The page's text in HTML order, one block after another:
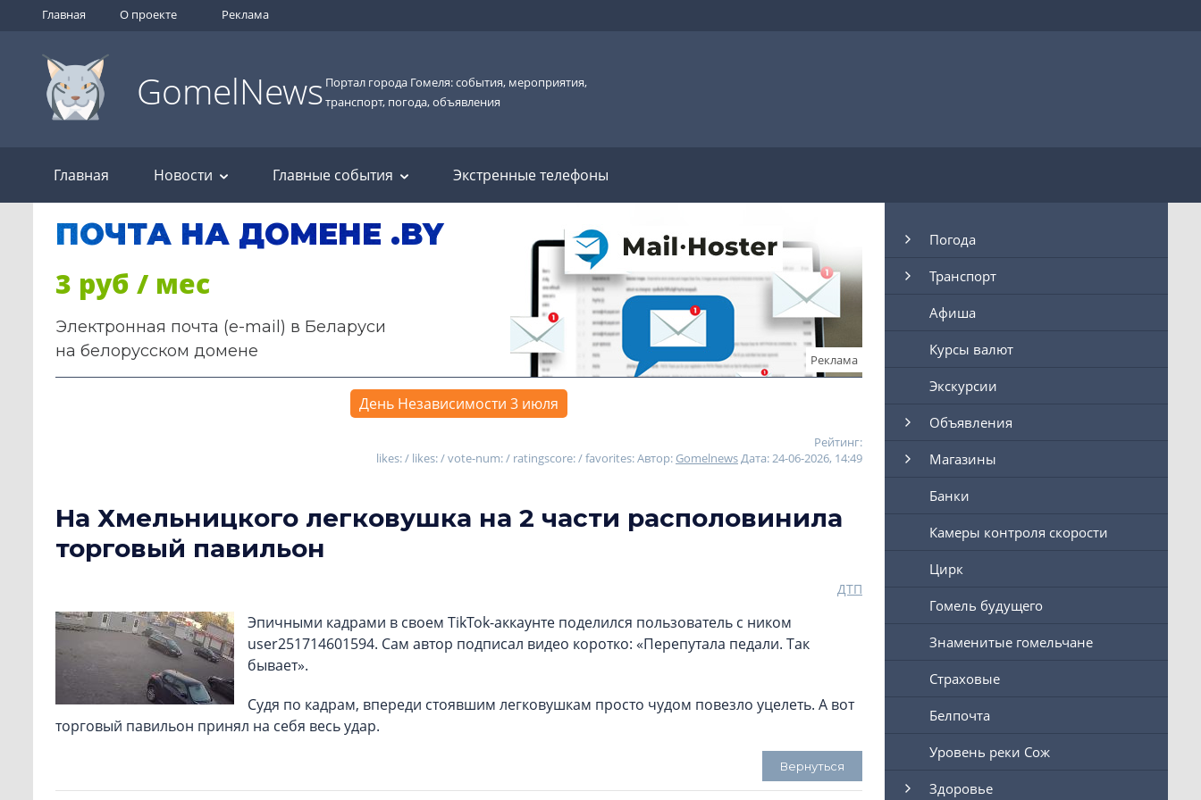
Главная О проекте Реклама
GomelNews Портал города Гомеля: события, мероприятия,
транспорт, погода, объявления
Главная Новости Главные события Экстренные телефоны
ПОЧТА НА ДОМЕНЕ .BY
3 руб / мес
Электронная почта (e-mail) в Беларуси
на белорусском домене
Реклама
День Независимости 3 июля
Рейтинг:
likes: / likes: / vote-num: / ratingscore: / favorites:Автор: GomelnewsДата: 24-06-2026, 14:49
На Хмельницкого легковушка на 2 части располовинила
торговый павильон
ДТП
Эпичными кадрами в своем TikTok-аккаунте поделился пользователь с ником
user251714601594. Сам автор подписал видео коротко: «Перепутала педали. Так
бывает».
Судя по кадрам, впереди стоявшим легковушкам просто чудом повезло уцелеть. А вот
торговый павильон принял на себя весь удар.
Вернуться
Погода
Транспорт
Афиша
Курсы валют
Экскурсии
Объявления
Магазины
Банки
Камеры контроля скорости
Цирк
Гомель будущего
Знаменитые гомельчане
Страховые
Белпочта
Уровень реки Сож
Здоровье